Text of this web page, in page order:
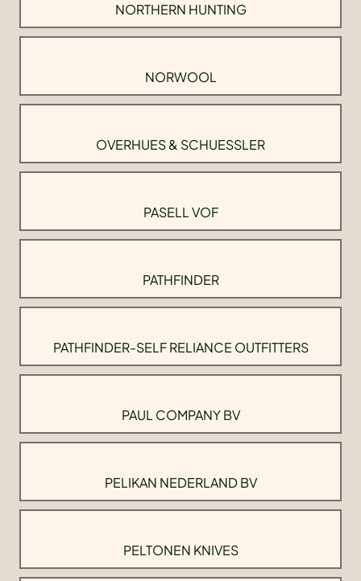
NORTHERN HUNTING
NORWOOL
OVERHUES & SCHUESSLER
PASELL VOF
PATHFINDER
PATHFINDER-SELF RELIANCE OUTFITTERS
PAUL COMPANY BV
PELIKAN NEDERLAND BV
PELTONEN KNIVES